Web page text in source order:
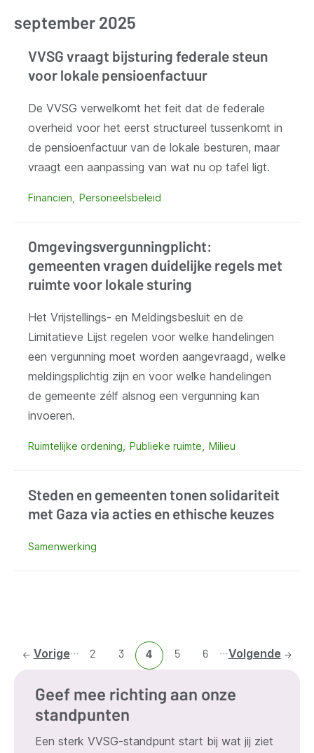
september 2025
VVSG vraagt bijsturing federale steun
voor lokale pensioenfactuur
De VVSG verwelkomt het feit dat de federale
overheid voor het eerst structureel tussenkomt in
de pensioenfactuur van de lokale besturen, maar
vraagt een aanpassing van wat nu op tafel ligt.
Financiën Personeelsbeleid
Omgevingsvergunningplicht:
gemeenten vragen duidelijke regels met
ruimte voor lokale sturing
Het Vrijstellings- en Meldingsbesluit en de
Limitatieve Lijst regelen voor welke handelingen
een vergunning moet worden aangevraagd, welke
meldingsplichtig zijn en voor welke handelingen
de gemeente zélf alsnog een vergunning kan
invoeren.
Ruimtelijke ordening Publieke ruimte Milieu
Steden en gemeenten tonen solidariteit
met Gaza via acties en ethische keuzes
Samenwerking
Vorige …
Ga
pagina
2
2
Ga
naar
pagina
3
3
Huidige
pagina
4
Ga
5
5
Ga
6
6 …Volgende
Geef mee richting aan onze
standpunten
Een sterk VVSG-standpunt start bij wat jij ziet